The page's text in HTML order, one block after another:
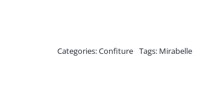
Categories:Confiture Tags: Mirabelle